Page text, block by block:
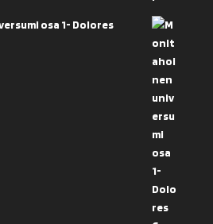
osa 1- Dolores